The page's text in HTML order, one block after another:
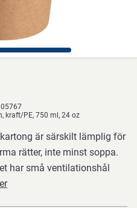
kraft/PE, 750 ml, 24 oz
är särskilt lämplig för
rätter, inte minst soppa.
har små ventilationshål